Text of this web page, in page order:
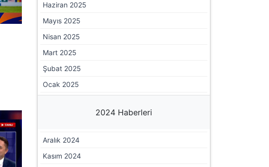
Haziran 2025
Mayıs 2025
Nisan 2025
Mart 2025
Şubat 2025
Ocak 2025
2024 Haberleri
Aralık 2024
Kasım 2024